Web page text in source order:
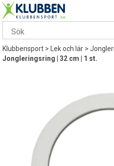
Klubbensport> Lek och lär>
Jongleringsring | 32 cm | 1 st.